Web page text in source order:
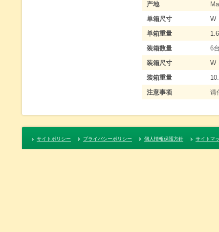
产地
单箱尺寸
W
单箱重量
装箱数量
6
装箱尺寸
W
装箱重量
注意事项
请
サイトポリシー プライバシーポリシー 個人情報保護方針 サイトマ